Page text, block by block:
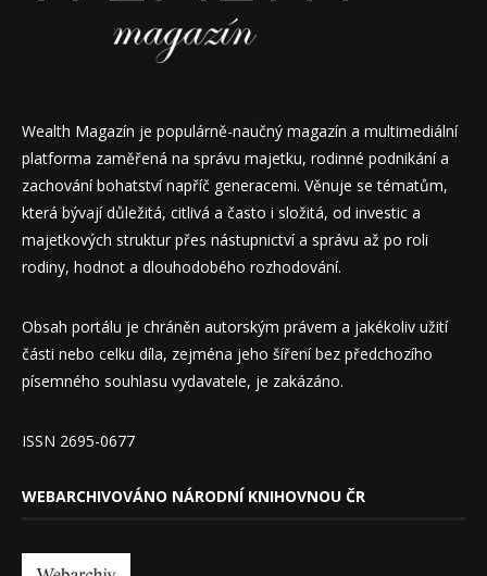
Wealth Magazín je populárně-naučný magazín a multimediální
platforma zaměřená na správu majetku, rodinné podnikání a
zachování bohatství napříč generacemi. Věnuje se tématům,
která bývají důležitá, citlivá a často i složitá, od investic a
majetkových struktur přes nástupnictví a správu až po roli
rodiny, hodnot a dlouhodobého rozhodování.
Obsah portálu je chráněn autorským právem a jakékoliv užití
části nebo celku díla, zejména jeho šíření bez předchozího
písemného souhlasu vydavatele, je zakázáno.
ISSN 2695-0677
WEBARCHIVOVÁNO NÁRODNÍ KNIHOVNOU ČR